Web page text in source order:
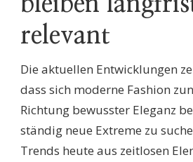
relevant
Die aktuellen Entwicklungen
dass sich moderne Fashion
Richtung bewusster Eleganz
ständig neue Extreme zu
Trends heute aus zeitlosen